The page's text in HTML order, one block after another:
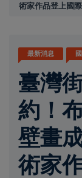
術家作品登上國
最新消息
臺灣
約！
壁畫
術家